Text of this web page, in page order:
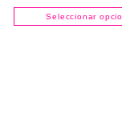
Seleccionar